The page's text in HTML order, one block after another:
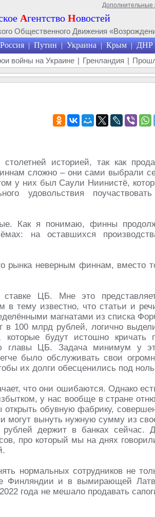
Дополнительные
Агентство Новостей
Общественного Движения
Россия | Путин | Украина | Крым | ДНР
войны на Украине | Гренландия |
историей, так как
сложно – они сами выбрали
у них был Саули Ниинистё,
удовольствия
Как я понимаю, финны
на оставшихся
рынка неверным финнам, вместо
ЦБ. Мне это
тему известно, что статьи и
магнатами из списка
в 100 млрд рублей, логично
будут истошно кричать
главы ЦБ. Задача минимум у
было обслуживать свои
их долги обесценились под
что они ошибаются. Однако
у нас вообще в стране
обувную фабрику,
могут вынуть нужную сумму из
держит в банках сейчас.
про который мы на днях
нормальных сотрудников не
Финляндии и в вымирающей
года не мешало продавать